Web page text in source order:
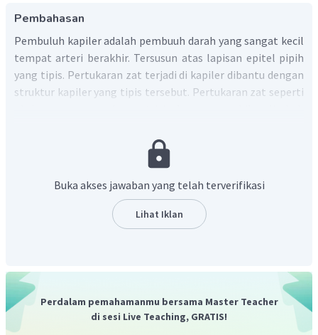
Pembahasan
Pembuluh kapiler adalah pembuuh darah yang sangat kecil
tempat arteri berakhir. Tersusun atas lapisan epitel pipih
yang tipis. Pertukaran zat terjadi di kapiler dibantu dengan
struktur kapiler yang tipis tersebut. Pertukaran zat seperti
Dengan demikian, pilihan jawaban yang tepat adalah B.
Buka akses jawaban yang telah terverifikasi
Lihat Iklan
Perdalam pemahamanmu bersama Master Teacher
di sesi Live Teaching, GRATIS!